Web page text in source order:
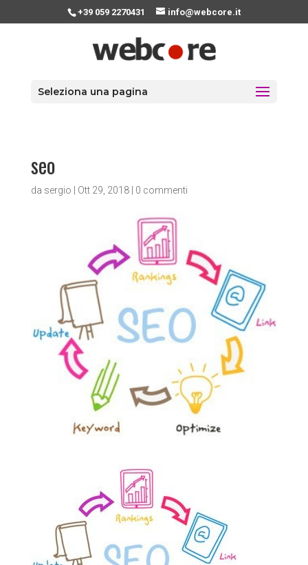
+39 059 2270431 info@webcore.it
Seleziona una pagina
seo
da sergio Ott 29, 2018| 0 commenti